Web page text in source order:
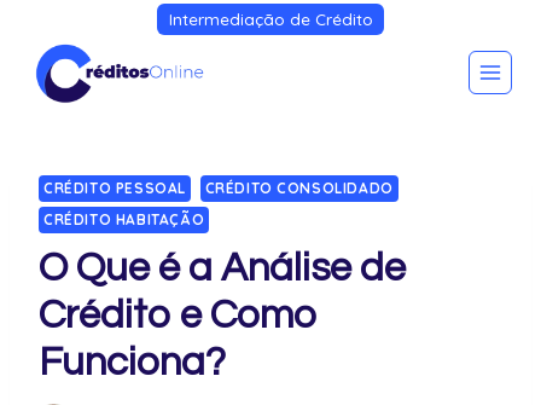
Intermediação de Crédito
CRÉDITO PESSOAL
CRÉDITO CONSOLIDADO
CRÉDITO HABITAÇÃO
O Que é a Análise de
Crédito e Como
Funciona?